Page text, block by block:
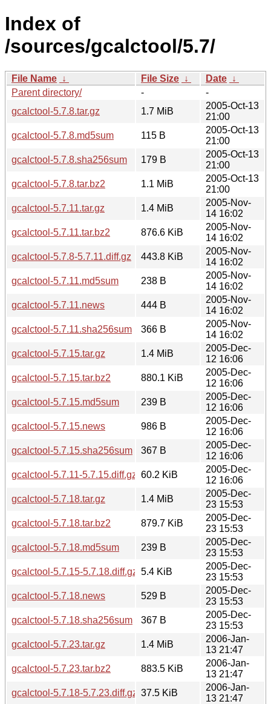
Index of
/sources/gcalctool/5.7/
File Name ↓ File Size ↓ Date ↓
Parent directory/
-
-
gcalctool-5.7.8.tar.gz
1.7 MiB
2005-Oct-13
21:00
gcalctool-5.7.8.md5sum
115 B
2005-Oct-13
21:00
gcalctool-5.7.8.sha256sum
179 B
2005-Oct-13
21:00
gcalctool-5.7.8.tar.bz2
1.1 MiB
2005-Oct-13
21:00
gcalctool-5.7.11.tar.gz
1.4 MiB
2005-Nov-
14 16:02
gcalctool-5.7.11.tar.bz2
876.6 KiB
2005-Nov-
14 16:02
gcalctool-5.7.8-5.7.11.diff.gz
443.8 KiB
2005-Nov-
14 16:02
gcalctool-5.7.11.md5sum
238 B
2005-Nov-
14 16:02
gcalctool-5.7.11.news
444 B
2005-Nov-
14 16:02
gcalctool-5.7.11.sha256sum
366 B
2005-Nov-
14 16:02
gcalctool-5.7.15.tar.gz
1.4 MiB
2005-Dec-
12 16:06
gcalctool-5.7.15.tar.bz2
880.1 KiB
2005-Dec-
12 16:06
gcalctool-5.7.15.md5sum
239 B
2005-Dec-
12 16:06
gcalctool-5.7.15.news
986 B
2005-Dec-
12 16:06
gcalctool-5.7.15.sha256sum
367 B
2005-Dec-
12 16:06
gcalctool-5.7.11-5.7.15.diff.gz 60.2 KiB
2005-Dec-
12 16:06
gcalctool-5.7.18.tar.gz
1.4 MiB
2005-Dec-
23 15:53
gcalctool-5.7.18.tar.bz2
879.7 KiB
2005-Dec-
23 15:53
gcalctool-5.7.18.md5sum
239 B
2005-Dec-
23 15:53
gcalctool-5.7.15-5.7.18.diff.gz 5.4 KiB
2005-Dec-
23 15:53
gcalctool-5.7.18.news
529 B
2005-Dec-
23 15:53
gcalctool-5.7.18.sha256sum
367 B
2005-Dec-
23 15:53
gcalctool-5.7.23.tar.gz
1.4 MiB
2006-Jan-
13 21:47
gcalctool-5.7.23.tar.bz2
883.5 KiB
2006-Jan-
13 21:47
gcalctool-5.7.18-5.7.23.diff.gz 37.5 KiB
2006-Jan-
13 21:47